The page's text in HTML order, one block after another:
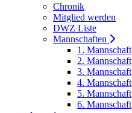
Chronik
Mitglied werden
DWZ Liste
Mannschaften
1. Mannschaft
2. Mannschaft
3. Mannschaft
4. Mannschaft
5. Mannschaft
6. Mannschaft